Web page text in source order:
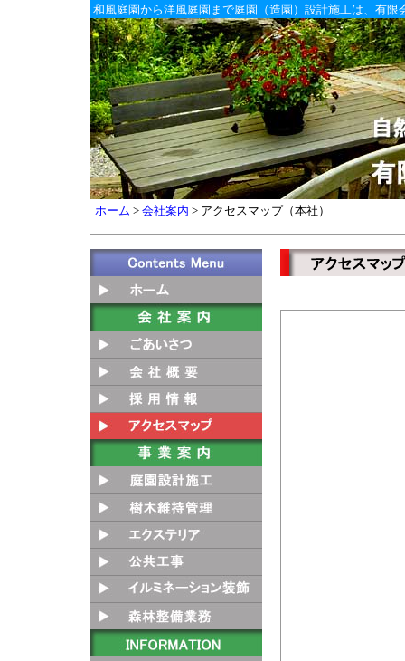
和風庭園から洋風庭園まで庭園（造園）設計施工は、有
ホーム > 会社案内 > アクセスマップ（本社）